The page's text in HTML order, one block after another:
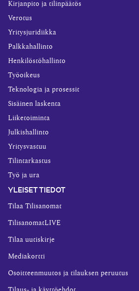
Kirjanpito ja tilinpäätös
Verotus
Yritysjuridiikka
Palkkahallinto
Henkilöstöhallinto
Työoikeus
Teknologia ja prosessit
Sisäinen laskenta
Liiketoiminta
Julkishallinto
Yritysvastuu
Tilintarkastus
Työ ja ura
YLEISET TIEDOT
Tilaa Tilisanomat
TilisanomatLIVE
Tilaa uutiskirje
Mediakortti
Osoitteenmuutos ja tilauksen peruutus